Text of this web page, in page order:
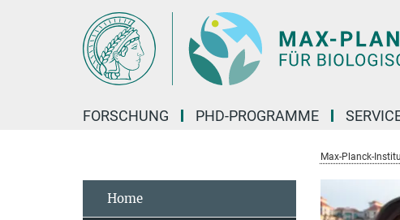
FORSCHUNG PHD-PROGRAMME
Max-Planck-
Home